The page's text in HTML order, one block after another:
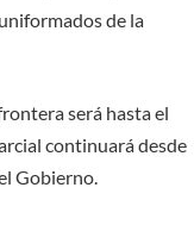
de la
será hasta el
continuará desde
Gobierno.